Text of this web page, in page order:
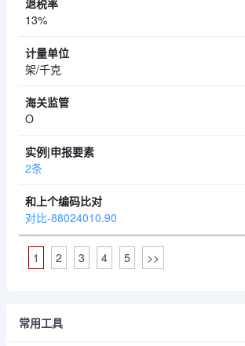
13%
架/千克
O
2条
对比-88024010.90
1 2 3 4 5 >>
常用工具